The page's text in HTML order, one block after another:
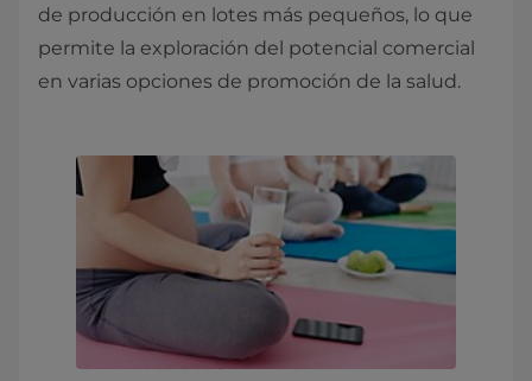
de producción en lotes más pequeños, lo que
permite la exploración del potencial comercial
en varias opciones de promoción de la salud.